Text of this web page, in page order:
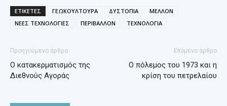
ΕΤΙΚΕΤΕΣ ΓΕΩΚΟΥΛΤΟΥΡΑ ΔΥΣΤΟΠΙΑ
ΜΕΛΛΟΝ
ΝΕΕΣ ΤΕΧΝΟΛΟΓΙΕΣ
ΠΕΡΙΒΑΛΛΟΝ ΤΕΧΝΟΛΟΓΙΑ
Προηγούμενο άρθρο
Ο κατακερματισμός της
Διεθνούς Αγοράς
Επόμενο άρθρο
Ο πόλεμος του 1973 και η
κρίση του πετρελαίου